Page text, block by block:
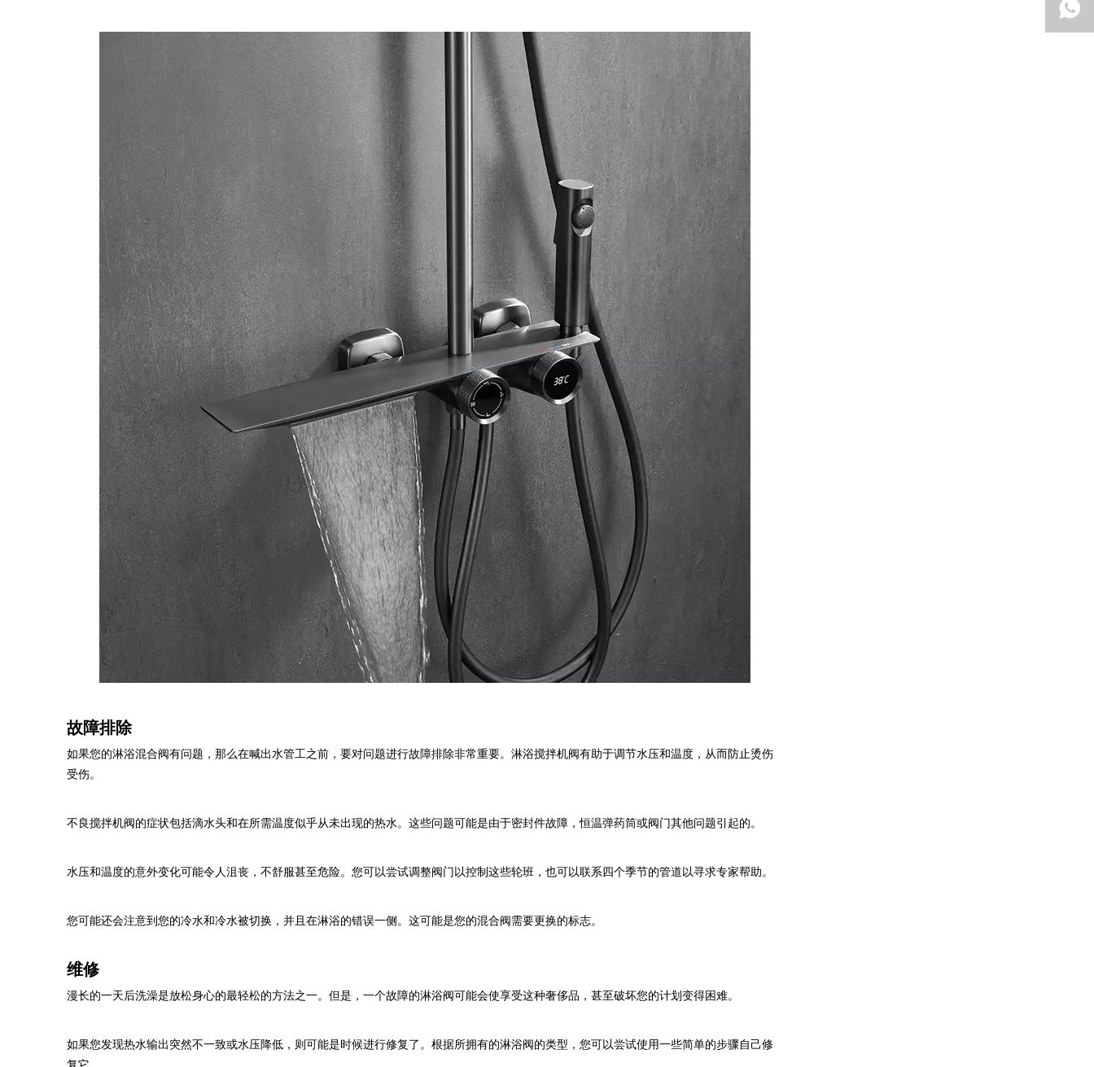
故障排除
如果您的淋浴混合阀有问题，那么在喊出水管工之前，要对问题进行故障排除非常重要。淋浴搅拌机阀有助于调节水压和温度，从而防止烫伤
受伤。
不良搅拌机阀的症状包括滴水头和在所需温度似乎从未出现的热水。这些问题可能是由于密封件故障，恒温弹药筒或阀门其他问题引起的。
水压和温度的意外变化可能令人沮丧，不舒服甚至危险。您可以尝试调整阀门以控制这些轮班，也可以联系四个季节的管道以寻求专家帮助。
您可能还会注意到您的冷水和冷水被切换，并且在淋浴的错误一侧。这可能是您的混合阀需要更换的标志。
维修
漫长的一天后洗澡是放松身心的最轻松的方法之一。但是，一个故障的淋浴阀可能会使享受这种奢侈品，甚至破坏您的计划变得困难。
如果您发现热水输出突然不一致或水压降低，则可能是时候进行修复了。根据所拥有的淋浴阀的类型，您可以尝试使用一些简单的步骤自己修
复它。